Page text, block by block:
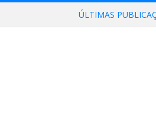
ÚLTIMAS